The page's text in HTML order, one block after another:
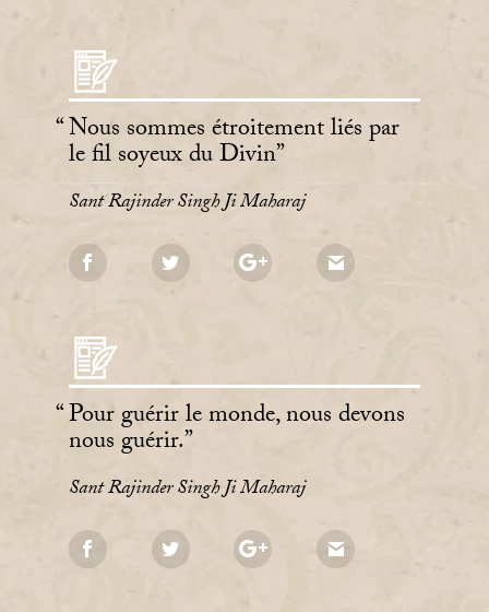
Nous sommes étroitement liés par
le fil soyeux du Divin
Sant Rajinder Singh Ji Maharaj
Pour guérir le monde, nous devons
nous guérir.
Sant Rajinder Singh Ji Maharaj